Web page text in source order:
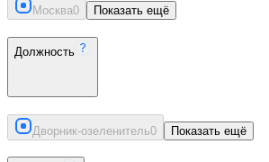
Москва0 Показать ещё
Должность
Дворник-озеленитель0 Показать ещё